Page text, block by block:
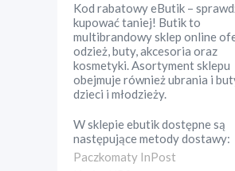
Kod rabatowy eButik –
kupować taniej! Butik to
multibrandowy sklep online
odzież, buty, akcesoria oraz
kosmetyki. Asortyment sklepu
obejmuje również ubrania i
dzieci i młodzieży.
W sklepieebutikdostępne są
następujące metody dostawy:
Paczkomaty InPost